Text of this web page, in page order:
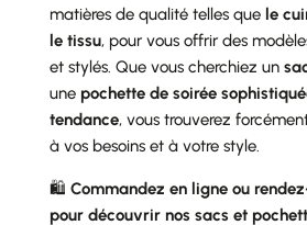
matières de qualité telles que le
le tissu, pour vous offrir des
et stylés. Que vous cherchiez un
une pochette de soirée
tendance, vous trouverez
à vos besoins et à votre style.
🛍️ Commandez en ligne ou
pour découvrir nos sacs et